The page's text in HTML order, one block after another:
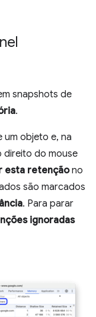
snapshots de
.
um objeto e, na
direito do mouse
esta retençãono
são marcados
. Para parar
ignoradas